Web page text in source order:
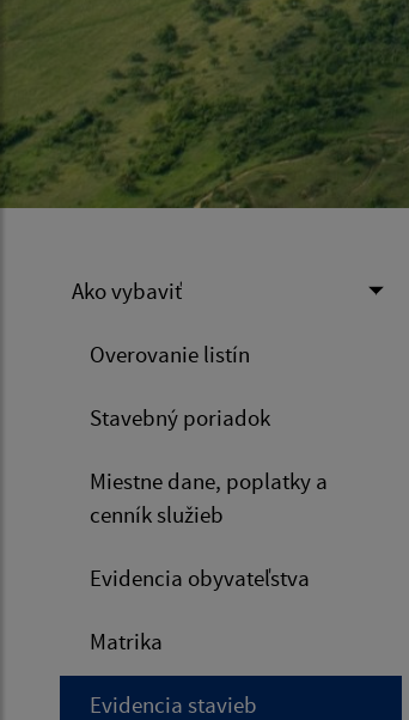
Ako vybaviť
Overovanie listín
Stavebný poriadok
Miestne dane, poplatky a
cenník služieb
Evidencia obyvateľstva
Matrika
Evidencia stavieb